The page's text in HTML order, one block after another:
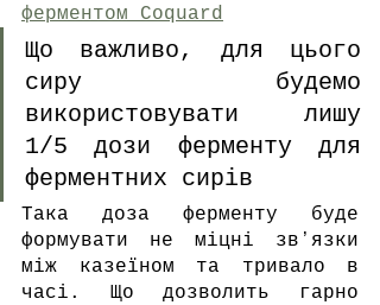
ферментом Coquard
Що важливо, для цього
сиру будемо
використовувати лишу
1/5 дози ферменту для
ферментних сирів
Така доза ферменту буде
формувати не міцні звʼязки
між казеїном та тривало в
часі. Що дозволить гарно